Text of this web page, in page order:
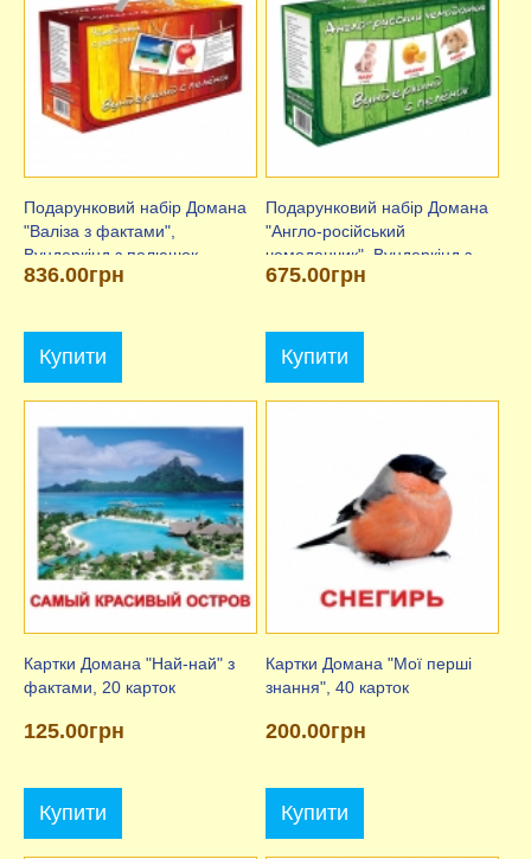
Подарунковий набір Домана
"Валіза з фактами",
Вундеркінд з пелюшок
836.00грн
Купити
Подарунковий набір Домана
"Англо-російський
чемоданчик", Вундеркінд з
пелюшок "
675.00грн
Купити
Картки Домана "Най-най" з
фактами, 20 карток
125.00грн
Купити
Картки Домана "Мої перші
знання", 40 карток
200.00грн
Купити